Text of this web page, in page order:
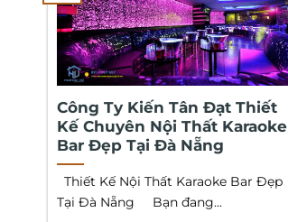
Công Ty Kiến Tân Đạt Thiết
Kế Chuyên Nội Thất Karaoke
Bar Đẹp Tại Đà Nẵng
Thiết Kế Nội Thất Karaoke Bar Đẹp
Tại Đà Nẵng Bạn đang...